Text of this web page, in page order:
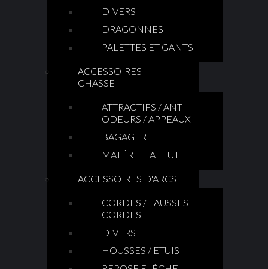
DIVERS
DRAGONNES
PALETTES ET GANTS
ACCESSOIRES
CHASSE
ATTRACTIFS / ANTI-
ODEURS / APPEAUX
BAGAGERIE
MATÉRIEL AFFUT
ACCESSOIRES D'ARCS
CORDES / FAUSSES
CORDES
DIVERS
HOUSSES / ETUIS